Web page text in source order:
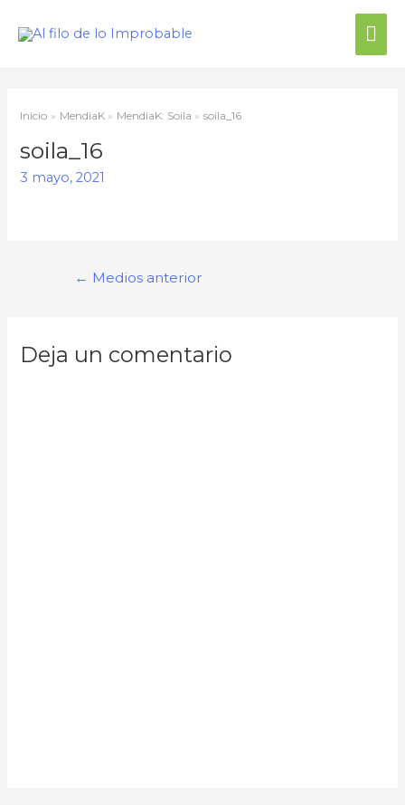
Inicio MendiaK MendiaK: Soila soila_16
soila_16
3 mayo, 2021
← Medios anterior
Deja un comentario